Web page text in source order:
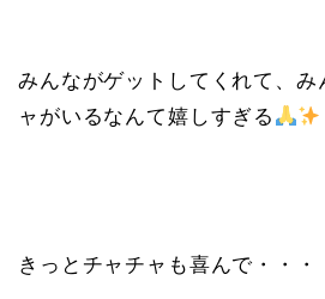
みんながゲットしてくれて、み
ャがいるなんて嬉しすぎる
きっとチャチャも喜んで・・・